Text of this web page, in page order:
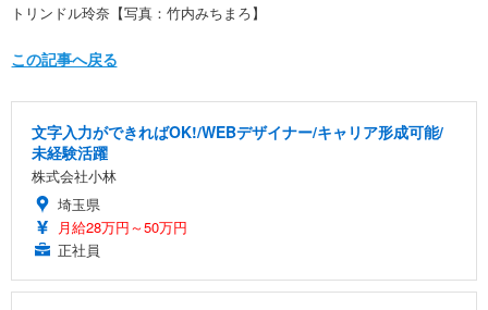
トリンドル玲奈【写真：竹内みちまろ】
この記事へ戻る
文字入力ができればOK!/WEBデザイナー/キャリア形成可能/
未経験活躍
株式会社小林
埼玉県
月給28万円～50万円
正社員